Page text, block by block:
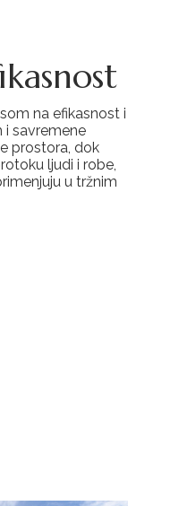
na efikasnost i
i savremene
prostora, dok
ljudi i robe,
u tržnim